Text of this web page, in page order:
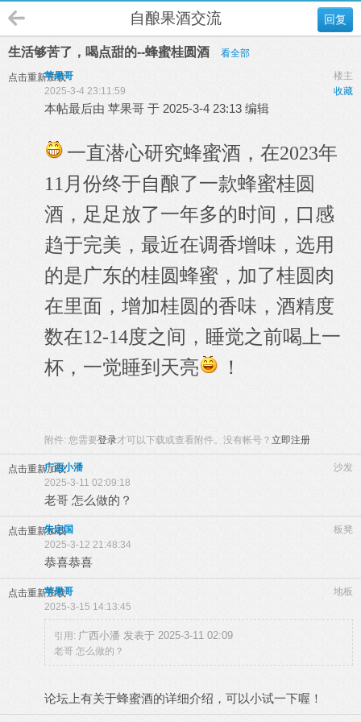
回复
自酿果酒交流
生活够苦了，喝点甜的--蜂蜜桂圆酒 看全部
点击重新加载 楼主
苹果哥
收藏
2025-3-4 23:11:59
本帖最后由 苹果哥 于 2025-3-4 23:13 编辑
一直潜心研究蜂蜜酒，在2023年
11月份终于自酿了一款蜂蜜桂圆
酒，足足放了一年多的时间，口感
趋于完美，最近在调香增味，选用
的是广东的桂圆蜂蜜，加了桂圆肉
在里面，增加桂圆的香味，酒精度
数在12-14度之间，睡觉之前喝上一
杯，一觉睡到天亮
！
附件: 您需要登录才可以下载或查看附件。没有帐号？ 立即注册
点击重新加载 沙发
广西小潘
2025-3-11 02:09:18
老哥 怎么做的？
点击重新加载 板凳
朱定国
2025-3-12 21:48:34
恭喜恭喜
点击重新加载 地板
苹果哥
2025-3-15 14:13:45
引用: 广西小潘 发表于 2025-3-11 02:09
老哥 怎么做的？
论坛上有关于蜂蜜酒的详细介绍，可以小试一下喔！